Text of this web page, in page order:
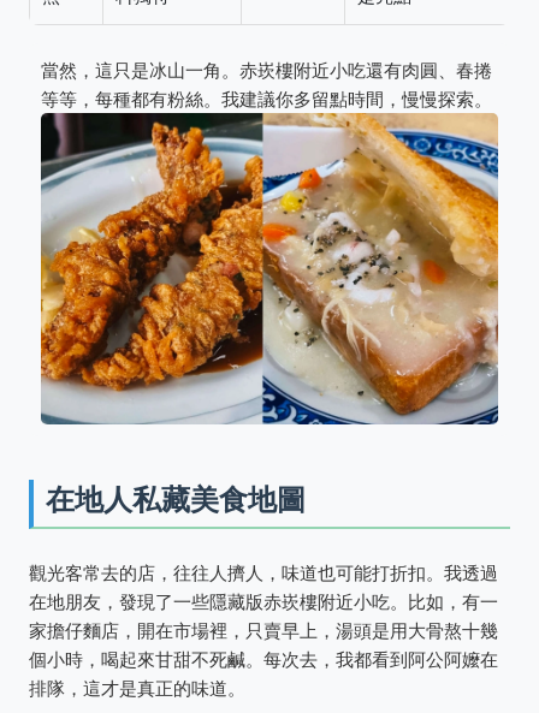
當然，這只是冰山一角。赤崁樓附近小吃還有肉圓、春捲
等等，每種都有粉絲。我建議你多留點時間，慢慢探索。
在地人私藏美食地圖
觀光客常去的店，往往人擠人，味道也可能打折扣。我透過
在地朋友，發現了一些隱藏版赤崁樓附近小吃。比如，有一
家擔仔麵店，開在市場裡，只賣早上，湯頭是用大骨熬十幾
個小時，喝起來甘甜不死鹹。每次去，我都看到阿公阿嬤在
排隊，這才是真正的味道。